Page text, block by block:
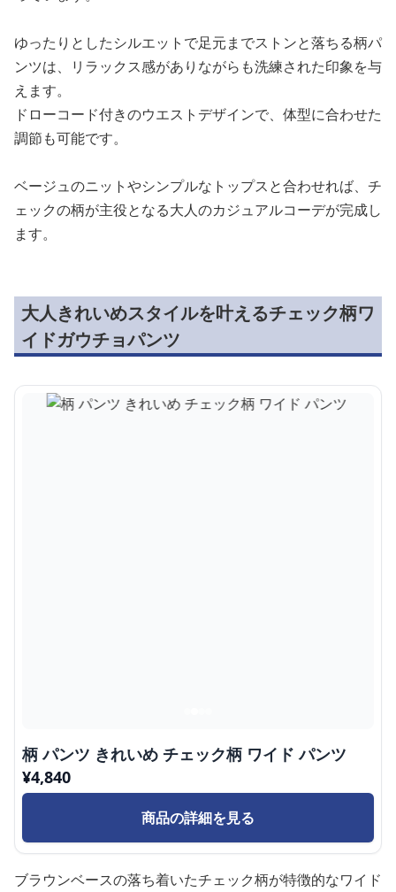
ゆったりとしたシルエットで足元までストンと落ちる柄パ
ンツは、リラックス感がありながらも洗練された印象を与
えます。
ドローコード付きのウエストデザインで、体型に合わせた
調節も可能です。
ベージュのニットやシンプルなトップスと合わせれば、チ
ェックの柄が主役となる大人のカジュアルコーデが完成し
ます。
大人きれいめスタイルを叶えるチェック柄ワ
イドガウチョパンツ
柄 パンツ きれいめ チェック柄 ワイド パンツ
¥4,840
商品の詳細を見る
ブラウンベースの落ち着いたチェック柄が特徴的なワイド